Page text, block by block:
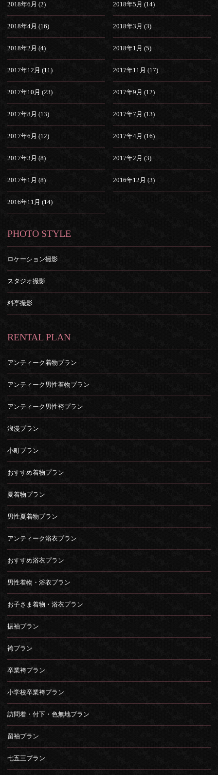
2018年6月 (2) 2018年5月 (14)
2018年4月 (16) 2018年3月 (3)
2018年2月 (4) 2018年1月 (5)
2017年12月 (11) 2017年11月 (17)
2017年10月 (23) 2017年9月 (12)
2017年8月 (13) 2017年7月 (13)
2017年6月 (12) 2017年4月 (16)
2017年3月 (8) 2017年2月 (3)
2017年1月 (8) 2016年12月 (3)
2016年11月 (14)
PHOTO STYLE
ロケーション撮影
スタジオ撮影
料亭撮影
RENTAL PLAN
アンティーク着物プラン
アンティーク男性着物プラン
アンティーク男性袴プラン
浪漫プラン
小町プラン
おすすめ着物プラン
夏着物プラン
男性夏着物プラン
アンティーク浴衣プラン
おすすめ浴衣プラン
男性着物・浴衣プラン
お子さま着物・浴衣プラン
振袖プラン
袴プラン
卒業袴プラン
小学校卒業袴プラン
訪問着・付下・色無地プラン
留袖プラン
七五三プラン